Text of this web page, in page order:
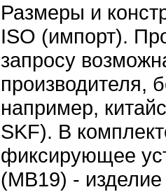
Размеры и
ISO (импорт).
запросу
производителя,
например,
SKF). В
фиксирующее
(MB19) -